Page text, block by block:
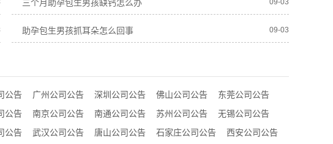
三个月助孕包生男孩缺钙怎么办 09-03
助孕包生男孩抓耳朵怎么回事 09-03
公告 广州公司公告 深圳公司公告 佛山公司公告
东莞公司公告
公告 南京公司公告 南通公司公告 苏州公司公告
无锡公司公告
公告 武汉公司公告 唐山公司公告 石家庄公司公告 西安公司公告